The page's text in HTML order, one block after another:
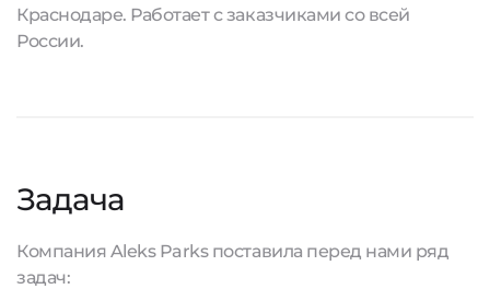
Краснодаре. Работает с заказчиками со всей
России.
Задача
Компания Aleks Parks поставила перед нами ряд
задач: